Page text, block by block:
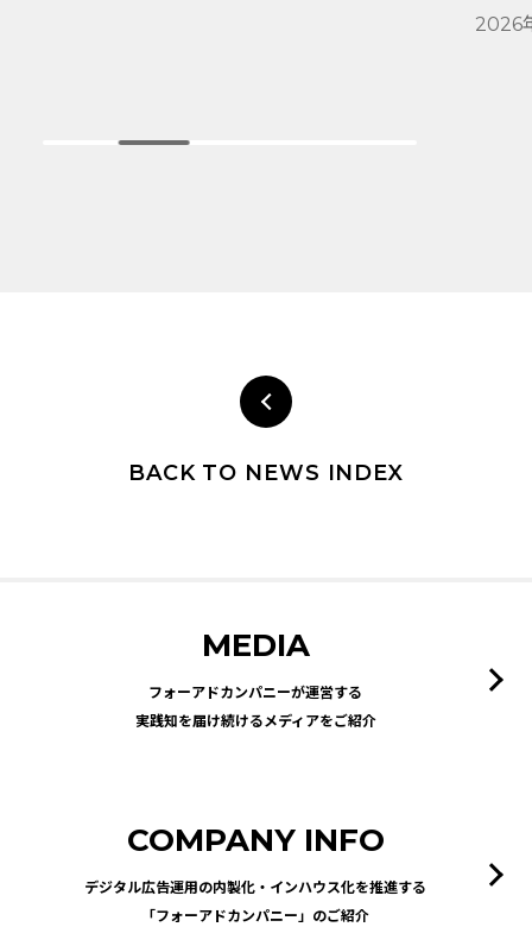
2026
BACK TO NEWS INDEX
MEDIA
フォーアドカンパニーが運営する
実践知を届け続けるメディアをご紹介
COMPANY INFO
デジタル広告運用の内製化・インハウス化を推進する
「フォーアドカンパニー」のご紹介